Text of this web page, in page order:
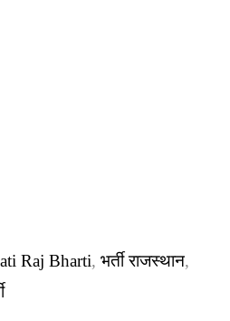
Raj Bharti,भर्ती राजस्थान,